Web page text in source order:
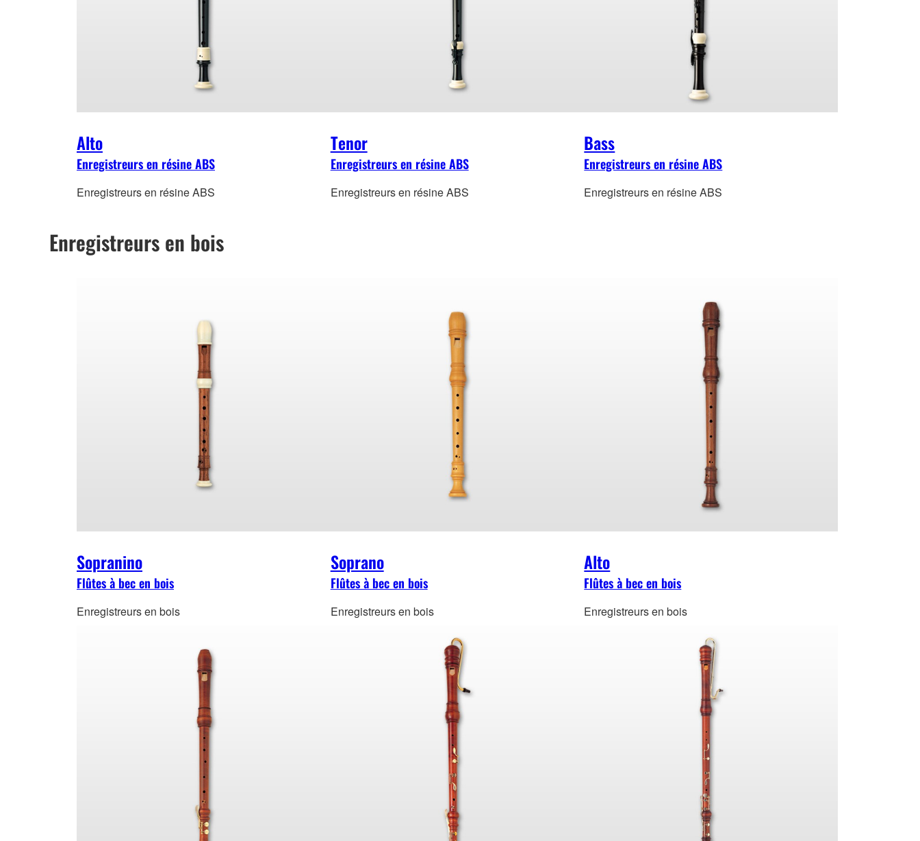
Alto
Enregistreurs en résine ABS
Enregistreurs en résine ABS
Tenor
Enregistreurs en résine ABS
Enregistreurs en résine ABS
Bass
Enregistreurs en résine ABS
Enregistreurs en résine ABS
Enregistreurs en bois
Sopranino
Flûtes à bec en bois
Enregistreurs en bois
Soprano
Flûtes à bec en bois
Enregistreurs en bois
Alto
Flûtes à bec en bois
Enregistreurs en bois